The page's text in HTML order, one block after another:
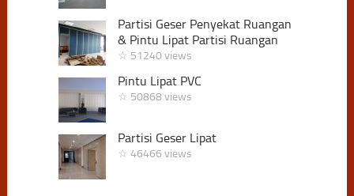
Partisi Geser Penyekat Ruangan
& Pintu Lipat Partisi Ruangan
☆ 51240 views
Pintu Lipat PVC
☆ 50868 views
Partisi Geser Lipat
☆ 46466 views